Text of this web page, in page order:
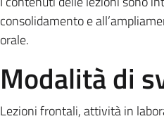
consolidamento e
orale.
Modalità di
Lezioni frontali, attività in